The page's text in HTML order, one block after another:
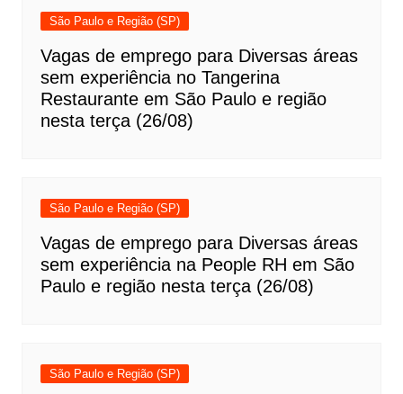
São Paulo e Região (SP)
Vagas de emprego para Diversas áreas
sem experiência no Tangerina
Restaurante em São Paulo e região
nesta terça (26/08)
São Paulo e Região (SP)
Vagas de emprego para Diversas áreas
sem experiência na People RH em São
Paulo e região nesta terça (26/08)
São Paulo e Região (SP)